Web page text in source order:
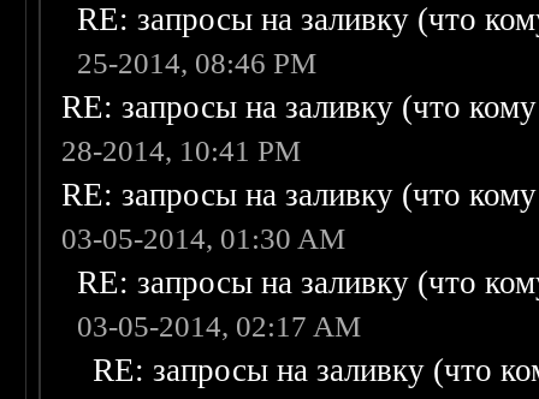
RE: запросы на заливку (что
25-2014, 08:46 PM
RE: запросы на заливку (что
28-2014, 10:41 PM
RE: запросы на заливку (что
03-05-2014, 01:30 AM
RE: запросы на заливку (что
03-05-2014, 02:17 AM
RE: запросы на заливку (что